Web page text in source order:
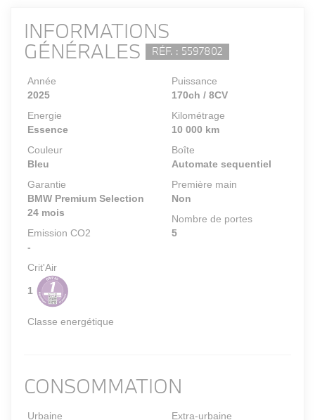
INFORMATIONS
GÉNÉRALES RÉF. : 5597802
Année
2025
Energie
Essence
Couleur
Bleu
Garantie
BMW Premium Selection
24 mois
Emission CO2
-
Crit'Air
1
Classe energétique
Puissance
170ch / 8CV
Kilométrage
10 000 km
Boîte
Automate sequentiel
Première main
Non
Nombre de portes
5
CONSOMMATION
Urbaine
Extra-urbaine